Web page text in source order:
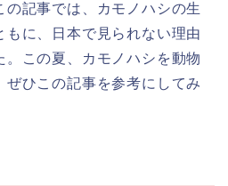
の記事では、カモノハシの生
に、日本で見られない理由
。この夏、カモノハシを動物
ぜひこの記事を参考にしてみ